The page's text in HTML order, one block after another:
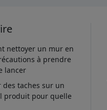
nettoyer un mur en
à prendre
lancer
des taches sur un
produit pour quelle